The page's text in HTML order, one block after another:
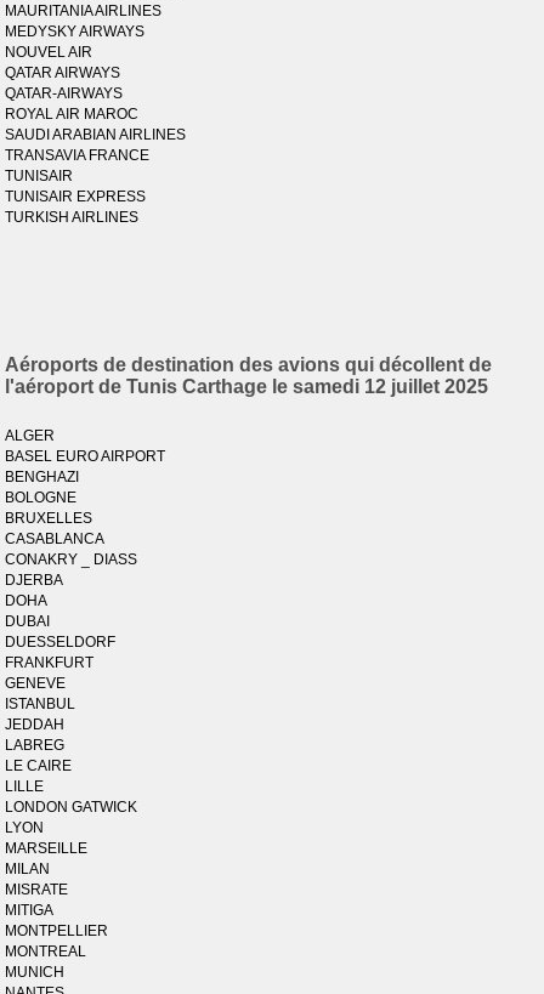
MAURITANIA AIRLINES
MEDYSKY AIRWAYS
NOUVEL AIR
QATAR AIRWAYS
QATAR-AIRWAYS
ROYAL AIR MAROC
SAUDI ARABIAN AIRLINES
TRANSAVIA FRANCE
TUNISAIR
TUNISAIR EXPRESS
TURKISH AIRLINES
Aéroports de destination des avions qui décollent de
l'aéroport de Tunis Carthage le samedi 12 juillet 2025
ALGER
BASEL EURO AIRPORT
BENGHAZI
BOLOGNE
BRUXELLES
CASABLANCA
CONAKRY _ DIASS
DJERBA
DOHA
DUBAI
DUESSELDORF
FRANKFURT
GENEVE
ISTANBUL
JEDDAH
LABREG
LE CAIRE
LILLE
LONDON GATWICK
LYON
MARSEILLE
MILAN
MISRATE
MITIGA
MONTPELLIER
MONTREAL
MUNICH